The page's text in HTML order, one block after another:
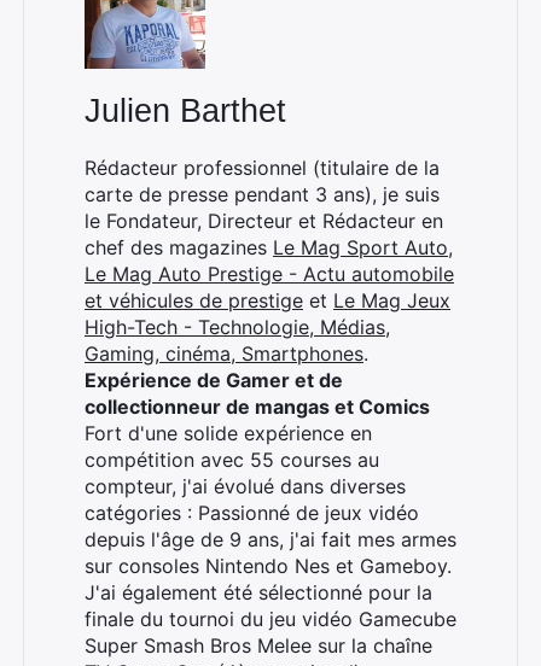
Julien Barthet
Rédacteur professionnel (titulaire de la
carte de presse pendant 3 ans), je suis
le Fondateur, Directeur et Rédacteur en
chef des magazines Le Mag Sport Auto,
Le Mag Auto Prestige - Actu automobile
et véhicules de prestige et Le Mag Jeux
High-Tech - Technologie, Médias,
Gaming, cinéma, Smartphones.
Expérience de Gamer et de
collectionneur de mangas et Comics
Fort d'une solide expérience en
compétition avec 55 courses au
compteur, j'ai évolué dans diverses
catégories : Passionné de jeux vidéo
depuis l'âge de 9 ans, j'ai fait mes armes
sur consoles Nintendo Nes et Gameboy.
J'ai également été sélectionné pour la
finale du tournoi du jeu vidéo Gamecube
Super Smash Bros Melee sur la chaîne